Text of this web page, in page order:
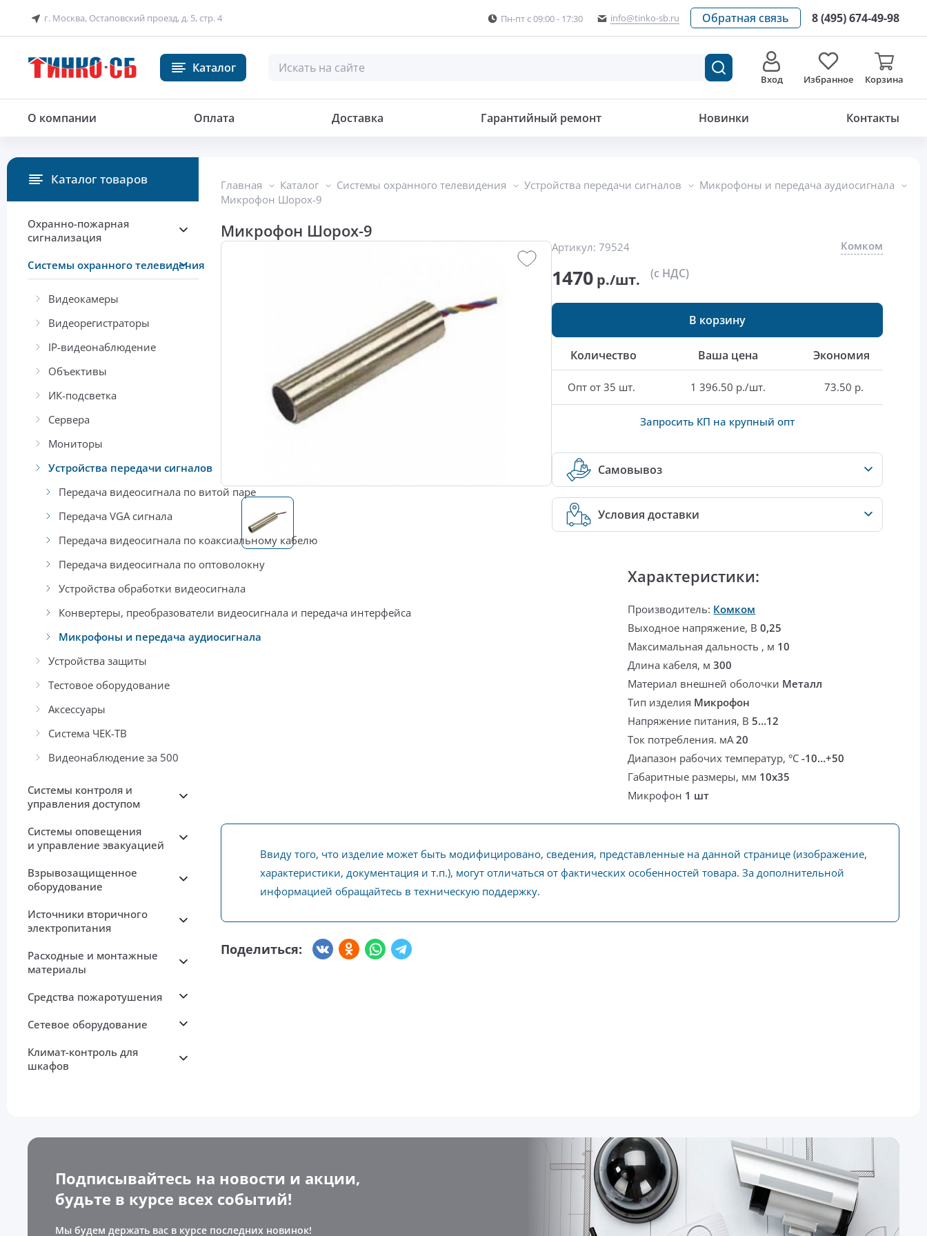
г. Москва, Остаповский проезд, д. 5, стр. 4 Пн-пт с 09:00 - 17:30 info@tinko-sb.ru Обратная связь 8 (495) 674-49-98
Каталог
Вход Избранное Корзина
О компании Оплата Доставка Гарантийный ремонт Новинки Контакты
Главная Каталог Системы охранного телевидения Устройства передачи сигналов
Микрофоны и передача аудиосигнала
Микрофон Шорох-9
Микрофон Шорох-9
Артикул: 79524 Комком
1470 р./шт. (с НДС)
В корзину
Количество Ваша цена Экономия
Опт от 35 шт. 1 396.50 р./шт. 73.50 р.
Запросить КП на крупный опт
Самовывоз
Условия доставки
Характеристики:
Производитель: Комком
Выходное напряжение, В0,25
Максимальная дальность , м 10
Длина кабеля, м300
Материал внешней оболочки Металл
Тип изделия Микрофон
Напряжение питания, В5…12
Ток потребления. мА20
Диапазон рабочих температур, °С-10…+50
Габаритные размеры, мм 10x35
Микрофон 1 шт
Ввиду того, что изделие может быть модифицировано, сведения, представленные на данной странице (изображение,
характеристики, документация и т.п.), могут отличаться от фактических особенностей товара. За дополнительной
информацией обращайтесь в техническую поддержку.
Поделиться:
Каталог товаров
Охранно-пожарная
сигнализация
Системы охранного телевидения
Видеокамеры
Видеорегистраторы
IP-видеонаблюдение
Объективы
ИК-подсветка
Сервера
Мониторы
Устройства передачи сигналов
Передача видеосигнала по витой паре
Передача VGA сигнала
Передача видеосигнала по коаксиальному кабелю
Передача видеосигнала по оптоволокну
Устройства обработки видеосигнала
Конвертеры, преобразователи видеосигнала и передача интерфейса
Микрофоны и передача аудиосигнала
Устройства защиты
Тестовое оборудование
Аксессуары
Система ЧЕК-ТВ
Видеонаблюдение за 500
Системы контроля и
управления доступом
Системы оповещения
и управление эвакуацией
Взрывозащищенное
оборудование
Источники вторичного
электропитания
Расходные и монтажные
материалы
Средства пожаротушения
Сетевое оборудование
Климат-контроль для
шкафов
1 470р./шт.
Подписывайтесь на новости и акции,
будьте в курсе всех событий!
Мы будем держать вас в курсе последних новинок!